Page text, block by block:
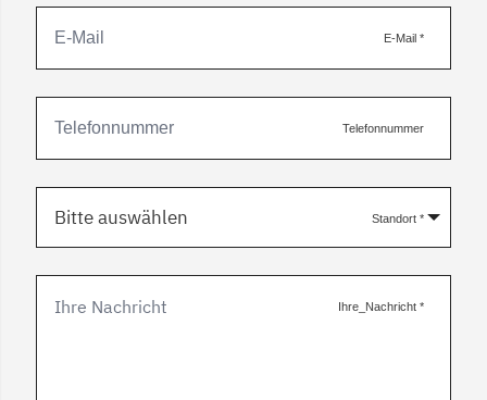
E-Mail *
Telefonnummer
Standort *
Bitte auswählen
Ihre_Nachricht *